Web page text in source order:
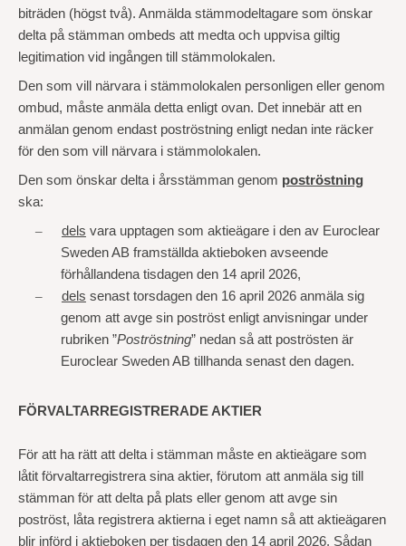
biträden (högst två). Anmälda stämmodeltagare som önskar
delta på stämman ombeds att medta och uppvisa giltig
legitimation vid ingången till stämmolokalen.
Den som vill närvara i stämmolokalen personligen eller genom
ombud, måste anmäla detta enligt ovan. Det innebär att en
anmälan genom endast poströstning enligt nedan inte räcker
för den som vill närvara i stämmolokalen.
Den som önskar delta i årsstämman genom poströstning
ska:
–
dels vara upptagen som aktieägare i den av Euroclear
Sweden AB framställda aktieboken avseende
förhållandena tisdagen den 14 april 2026,
–
dels senast torsdagen den 16 april 2026 anmäla sig
genom att avge sin poströst enligt anvisningar under
rubriken ”Poströstning” nedan så att poströsten är
Euroclear Sweden AB tillhanda senast den dagen.
FÖRVALTARREGISTRERADE AKTIER
För att ha rätt att delta i stämman måste en aktieägare som
låtit förvaltarregistrera sina aktier, förutom att anmäla sig till
stämman för att delta på plats eller genom att avge sin
poströst, låta registrera aktierna i eget namn så att aktieägaren
blir införd i aktieboken per tisdagen den 14 april 2026. Sådan